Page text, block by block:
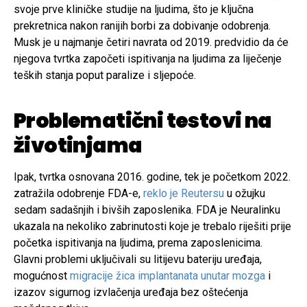
svoje prve kliničke studije na ljudima, što je ključna
prekretnica nakon ranijih borbi za dobivanje odobrenja.
Musk je u najmanje četiri navrata od 2019. predvidio da će
njegova tvrtka započeti ispitivanja na ljudima za liječenje
teških stanja poput paralize i sljepoće.
Problematični testovi na
životinjama
Ipak, tvrtka osnovana 2016. godine, tek je početkom 2022.
zatražila odobrenje FDA-e, reklo je Reutersu u ožujku
sedam sadašnjih i bivših zaposlenika. FDA je Neuralinku
ukazala na nekoliko zabrinutosti koje je trebalo riješiti prije
početka ispitivanja na ljudima, prema zaposlenicima.
Glavni problemi uključivali su litijevu bateriju uređaja,
mogućnost migracije žica implantanata unutar mozga i
izazov sigurnog izvlačenja uređaja bez oštećenja